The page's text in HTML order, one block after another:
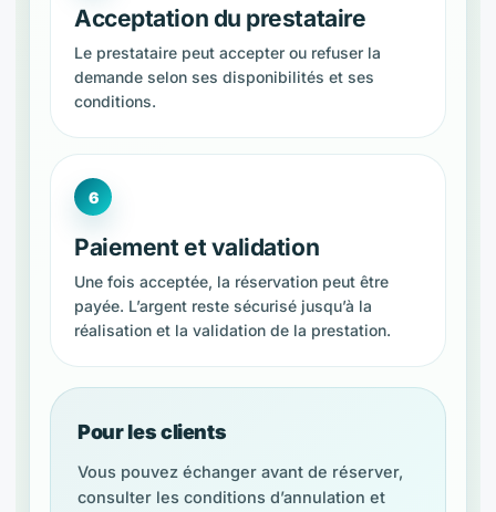
Acceptation du prestataire
Le prestataire peut accepter ou refuser la
demande selon ses disponibilités et ses
conditions.
Paiement et validation
Une fois acceptée, la réservation peut être
payée. L’argent reste sécurisé jusqu’à la
réalisation et la validation de la prestation.
Pour les clients
Vous pouvez échanger avant de réserver,
consulter les conditions d’annulation et